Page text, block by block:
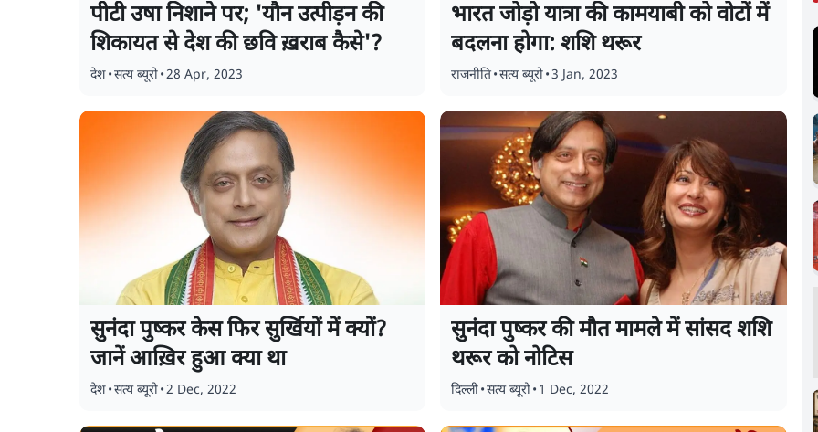
पीटी उषा निशाने पर; 'यौन उत्पीड़न की
शिकायत से देश की छवि ख़राब कैसे'?
देश•सत्य ब्यूरो•28 Apr, 2023
भारत जोड़ो यात्रा की कामयाबी को वोटों में
बदलना होगा: शशि थरूर
राजनीति•सत्य ब्यूरो•3 Jan, 2023
सुनंदा पुष्कर केस फिर सुर्खियों में क्यों?
जानें आख़िर हुआ क्या था
देश•सत्य ब्यूरो•2 Dec, 2022
सुनंदा पुष्कर की मौत मामले में सांसद शशि
थरूर को नोटिस
दिल्ली•सत्य ब्यूरो• 1 Dec, 2022